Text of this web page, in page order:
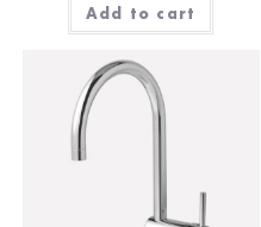
Add to cart